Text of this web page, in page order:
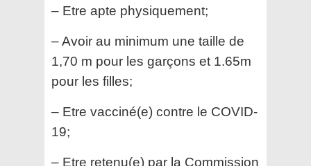
– Etre apte physiquement;
– Avoir au minimum une taille de
1,70 m pour les garçons et 1.65m
pour les filles;
– Etre vacciné(e) contre le COVID-
19;
– Etre retenu(e) par la Commission